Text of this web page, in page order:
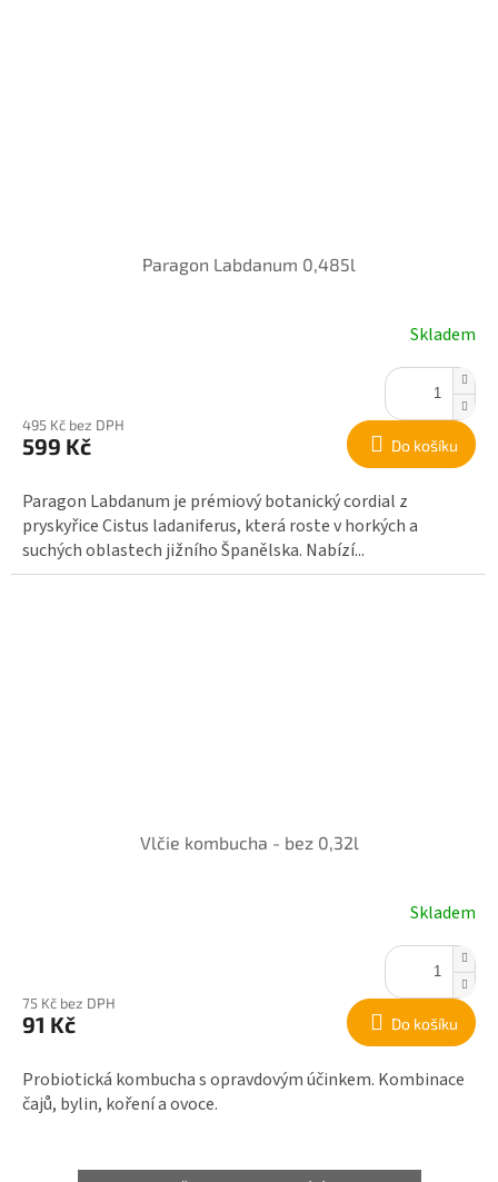
Paragon Labdanum 0,485l
Skladem
495 Kč bez DPH
599 Kč Do košíku
Paragon Labdanum je prémiový botanický cordial z
pryskyřice Cistus ladaniferus, která roste v horkých a
suchých oblastech jižního Španělska. Nabízí...
Vlčie kombucha - bez 0,32l
Skladem
75 Kč bez DPH
91 Kč Do košíku
Probiotická kombucha s opravdovým účinkem. Kombinace
čajů, bylin, koření a ovoce.